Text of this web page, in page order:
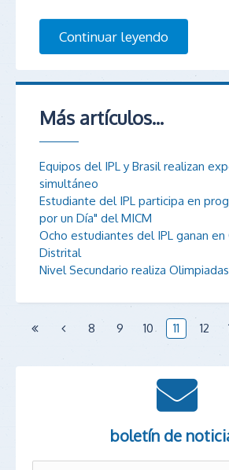
Continuar leyendo
Más artículos...
Equipos del IPL y Brasil realizan
simultáneo
Estudiante del IPL participa en
por un Día" del MICM
Ocho estudiantes del IPL ganan en
Distrital
Nivel Secundario realiza
8 9 10 11 12
boletín de